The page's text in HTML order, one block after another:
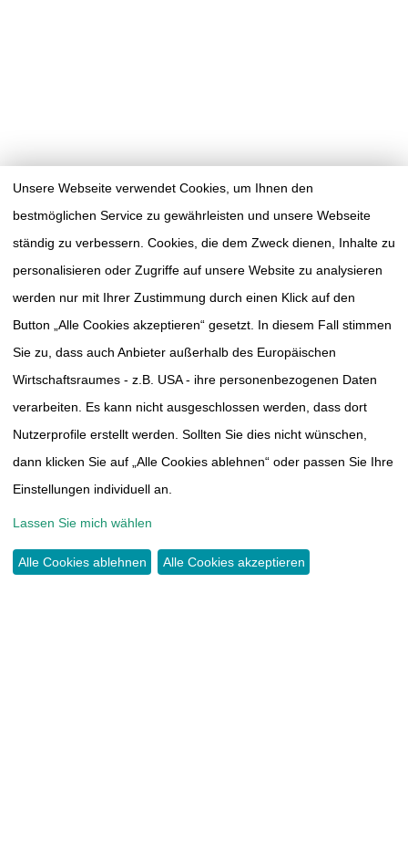
TUMORAKADEMIESÜDWESTSACHSEN E.V.
THOMAS-MÜNTZER-HÖHE 14
09117 CHEMNITZ
TEL.:
INFO@TUMORAKADEMIE.DE
Unsere Webseite verwendet Cookies, um Ihnen den
bestmöglichen Service zu gewährleisten und unsere Webseite
ständig zu verbessern. Cookies, die dem Zweck dienen, Inhalte zu
personalisieren oder Zugriffe auf unsere Website zu analysieren
werden nur mit Ihrer Zustimmung durch einen Klick auf den
Button „Alle Cookies akzeptieren“ gesetzt. In diesem Fall stimmen
Sie zu, dass auch Anbieter außerhalb des Europäischen
Wirtschaftsraumes - z.B. USA - ihre personenbezogenen Daten
verarbeiten. Es kann nicht ausgeschlossen werden, dass dort
Nutzerprofile erstellt werden. Sollten Sie dies nicht wünschen,
dann klicken Sie auf „Alle Cookies ablehnen“ oder passen Sie Ihre
Einstellungen individuell an.
Lassen Sie mich wählen
Alle Cookies ablehnen Alle Cookies akzeptieren